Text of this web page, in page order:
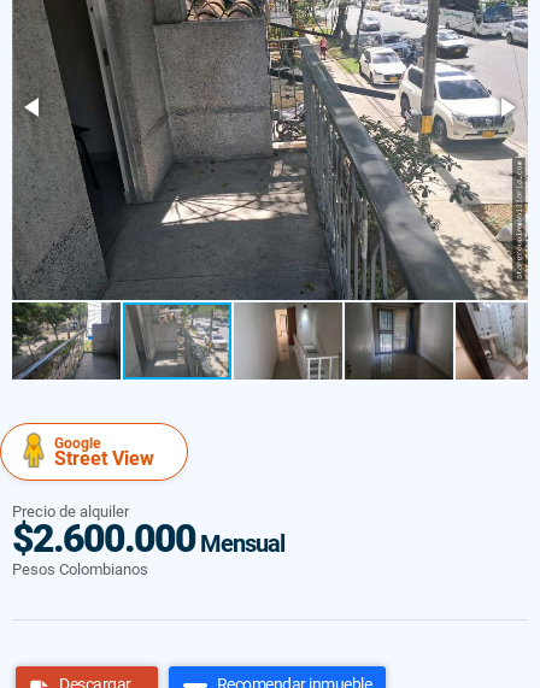
Google
Street View
Precio de alquiler
$2.600.000Mensual
Pesos Colombianos